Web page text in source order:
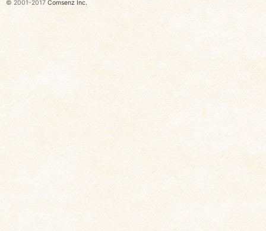
© 2001-2017 Comsenz Inc.